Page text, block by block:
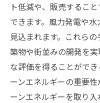
ト低減や、販売するこ
できます。風力発電や
見込まれます。これら
築物や街並みの開発を
な評価を得ることがで
ーンエネルギーの重要
ーンエネルギーを取り